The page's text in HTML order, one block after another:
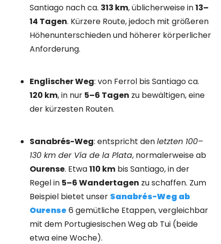
Santiago nach ca. 313 km, üblicherweise in13–
14 Tagen. Kürzere Route, jedoch mit größeren
Höhenunterschieden und höherer körperlicher
Anforderung.
Englischer Weg: von Ferrol bis Santiago ca.
120 km, in nur 5–6 Tagen zu bewältigen, eine
der kürzesten Routen.
Sanabrés-Weg: entspricht denletzten 100–
130 km der Vía de la Plata, normalerweise ab
Ourense. Etwa110 km bis Santiago, in der
Regel in 5–6 Wandertagen zu schaffen. Zum
Beispiel bietet unser Sanabrés-Weg ab
Ourense 6 gemütliche Etappen, vergleichbar
mit dem Portugiesischen Weg ab Tui (beide
etwa eine Woche).